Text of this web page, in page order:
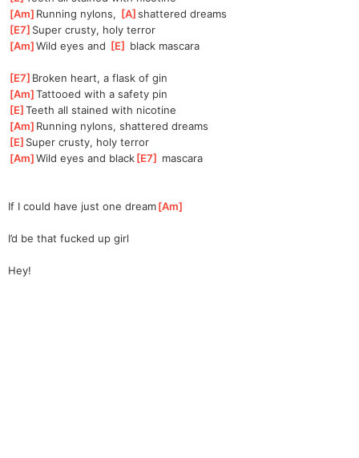
[Am ]Running nylons, [A ]
shattered dreams
[E7 ]Super crusty, holy terror
[Am ]
Wild eyes and [E black mascara
[E7 ]Broken heart, a flask of gin
[Am ]
Tattooed with a safety pin
[E ]
Teeth all stained with nicotine
[Am ]Running nylons, shattered dreams
[E ]Super crusty, holy terror
[Am ]
Wild eyes and black[E7 mascara
If I could have just one dream[Am
I’d be that fucked up girl
Hey!